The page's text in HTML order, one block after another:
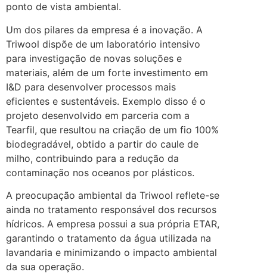
ponto de vista ambiental.
Um dos pilares da empresa é a inovação. A
Triwool dispõe de um laboratório intensivo
para investigação de novas soluções e
materiais, além de um forte investimento em
I&D para desenvolver processos mais
eficientes e sustentáveis. Exemplo disso é o
projeto desenvolvido em parceria com a
Tearfil, que resultou na criação de um fio 100%
biodegradável, obtido a partir do caule de
milho, contribuindo para a redução da
contaminação nos oceanos por plásticos.
A preocupação ambiental da Triwool reflete-se
ainda no tratamento responsável dos recursos
hídricos. A empresa possui a sua própria ETAR,
garantindo o tratamento da água utilizada na
lavandaria e minimizando o impacto ambiental
da sua operação.